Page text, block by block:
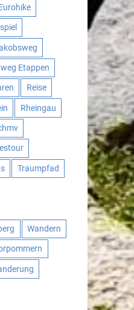
Etappen
Reise
Rheingau
Traumpfad
Wandern